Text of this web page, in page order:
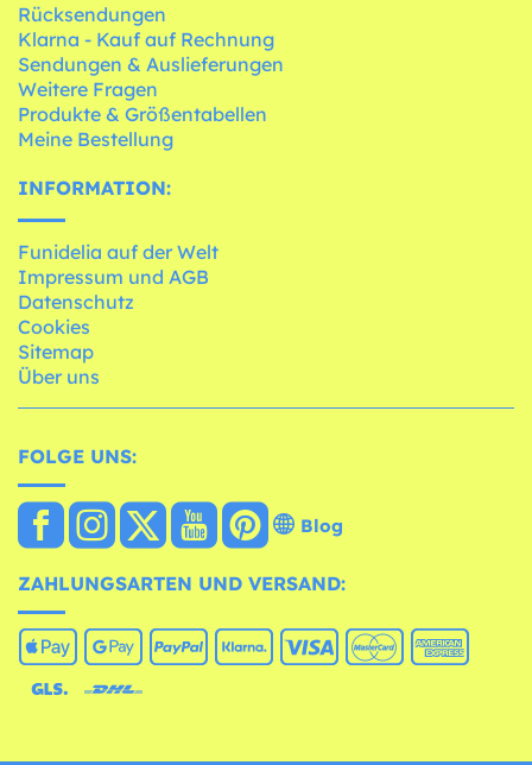
Rücksendungen
Klarna - Kauf auf Rechnung
Sendungen & Auslieferungen
Weitere Fragen
Produkte & Größentabellen
Meine Bestellung
INFORMATION:
Funidelia auf der Welt
Impressum und AGB
Datenschutz
Cookies
Sitemap
Über uns
FOLGE UNS:
Blog
ZAHLUNGSARTEN UND VERSAND: